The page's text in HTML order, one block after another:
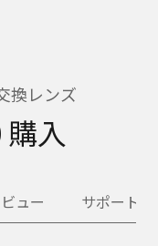
換レンズ
購入
ュー サポート